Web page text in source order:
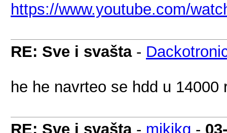
https://www.youtube.com/
RE: Sve i svašta-
he he navrteo se hdd u 14000
RE: Sve i svašta- mikikg -